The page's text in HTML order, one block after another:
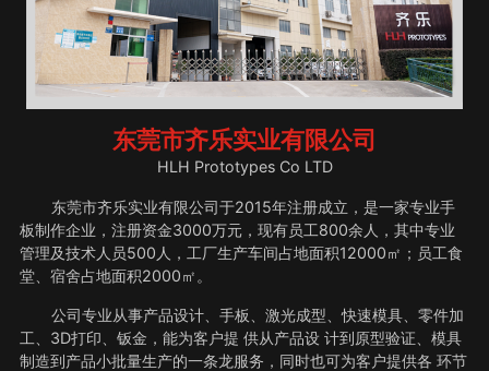
东莞市齐乐实业有限公司
HLH Prototypes Co LTD
东莞市齐乐实业有限公司于2015年注册成立，是一家专业手
板制作企业，注册资金3000万元，现有员工800余人，其中专业
管理及技术人员500人，工厂生产车间占地面积12000㎡；员工食
堂、宿舍占地面积2000㎡。
公司专业从事产品设计、手板、激光成型、快速模具、零件加
工、3D打印、钣金，能为客户提 供从产品设 计到原型验证、模具
制造到产品小批量生产的一条龙服务，同时也可为客户提供各 环节